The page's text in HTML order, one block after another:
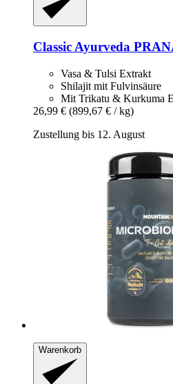
Classic Ayurveda
Vasa & Tulsi Extrakt
Shilajit mit Fulvinsäure
Mit Trikatu & Kurkuma
26,99 € (899,67 € / kg)
Zustellung bis 12. August
Warenkorb